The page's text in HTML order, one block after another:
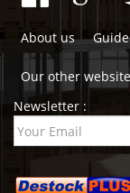
About us
Our other
Newsletter :